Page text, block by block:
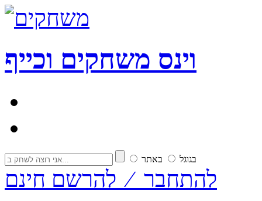
וינס משחקים וכייף
בגוגל באתר
להתחבר ⁄ להרשם חינם